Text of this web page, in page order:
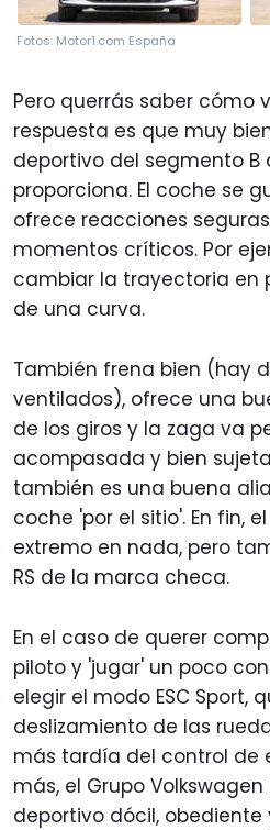
Fotos: Motor1.com España
Pero querrás saber cómo
respuesta es que muy
deportivo del segmento B
proporciona. El coche se
ofrece reacciones
momentos críticos. Por
cambiar la trayectoria en
de una curva.
También frena bien (hay
ventilados), ofrece una
de los giros y la zaga va
acompasada y bien
también es una buena
coche 'por el sitio'. En fin,
extremo en nada, pero
RS de la marca checa.
En el caso de querer
piloto y 'jugar' un poco
elegir el modo ESC Sport,
deslizamiento de las
más tardía del control de
más, el Grupo
deportivo dócil,